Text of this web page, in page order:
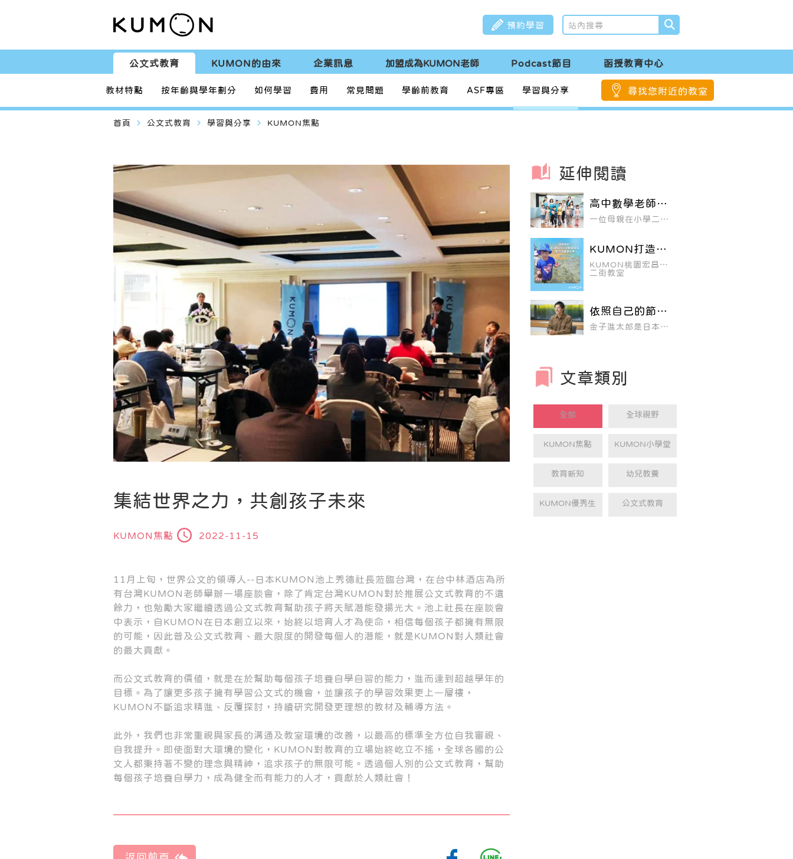
預約學習
公文式教育 KUMON的由來 企業訊息 加盟成為KUMON老師 Podcast節目 函授教育中心
教材特點 按年齡與學年劃分 如何學習 費用 常見問題 學齡前教育 ASF專區 學習與分享 尋找您附近的教室
首頁 navigate_next 公文式教育 navigate_next 學習與分享 navigate_next KUMON焦點
集結世界之力，共創孩子未來
KUMON焦點 2022-11-15
11月上旬，世界公文的領導人--日本KUMON池上秀德社長蒞臨台灣，在台中林酒店為所
有台灣KUMON老師舉辦一場座談會，除了肯定台灣KUMON對於推展公文式教育的不遺
餘力，也勉勵大家繼續透過公文式教育幫助孩子將天賦潛能發揚光大。池上社長在座談會
中表示，自KUMON在日本創立以來，始終以培育人才為使命，相信每個孩子都擁有無限
的可能，因此普及公文式教育、最大限度的開發每個人的潛能，就是KUMON對人類社會
的最大貢獻。
而公文式教育的價值，就是在於幫助每個孩子培養自學自習的能力，進而達到超越學年的
目標。為了讓更多孩子擁有學習公文式的機會，並讓孩子的學習效果更上一層樓，
KUMON不斷追求精進、反覆探討，持續研究開發更理想的教材及輔導方法。
此外，我們也非常重視與家長的溝通及教室環境的改善，以最高的標準全方位自我審視、
自我提升。即使面對大環境的變化，KUMON對教育的立場始終屹立不搖，全球各國的公
文人都秉持著不變的理念與精神，追求孩子的無限可能。透過個人別的公文式教育，幫助
每個孩子培養自學力，成為健全而有能力的人才，貢獻於人類社會！
延伸閱讀
高中數學老師老
爸vs.小二兒子
——KUMON教
一位母親在小學二年
不理想的數學考卷，
於是要求身為高中數
學老師的父親想想辦
法，最後，父親決定
親手為兒子編寫教
（1914〜1995）。
KUMON打造數
國雙強，多元發
展更出色！
KUMON桃園宏昌十
二街教室
依照自己的節
奏，逐步前往夢
想的未來
金子進太郎是日本四
際學園，並由於高中
時深深受到四季劇團
定在大學畢業後加入
四季劇團。
文章類別
全部 全球視野
KUMON焦點 KUMON小學堂
教育新知 幼兒教養
KUMON優秀生 公文式教育